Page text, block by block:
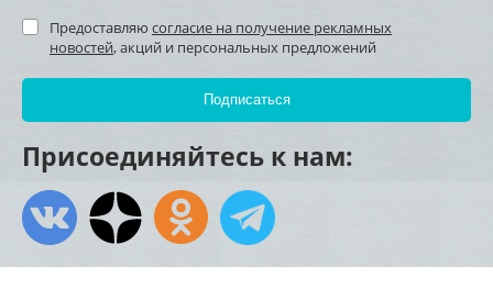
Предоставляю согласие на получение рекламных
новостей, акций и персональных предложений
Присоединяйтесь к нам: